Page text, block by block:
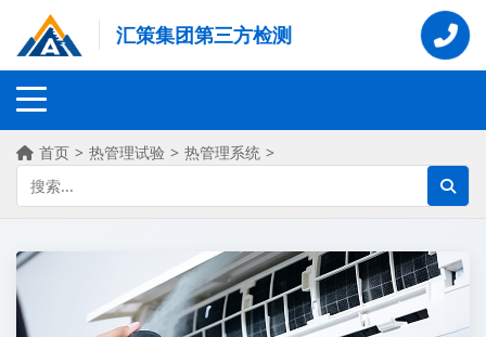
汇策集团第三方检测
首页 > 热管理试验 > 热管理系统 >